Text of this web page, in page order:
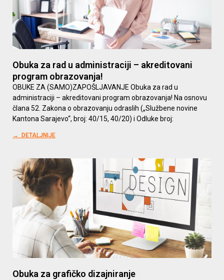
Obuka za rad u administraciji – akreditovani
program obrazovanja!
OBUKE ZA (SAMO)ZAPOŠLJAVANJE Obuka za rad u
administraciji – akreditovani program obrazovanja! Na osnovu
člana 52. Zakona o obrazovanju odraslih („Službene novine
Kantona Sarajevo“, broj: 40/15, 40/20) i Odluke broj:
→ DETALJNIJE
Obuka za grafičko dizajniranje